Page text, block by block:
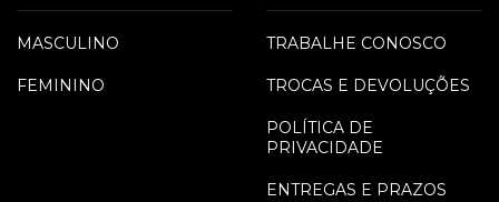
MASCULINO
FEMININO
TRABALHE CONOSCO
TROCAS E DEVOLUÇÕES
POLÍTICA DE
PRIVACIDADE
ENTREGAS E PRAZOS